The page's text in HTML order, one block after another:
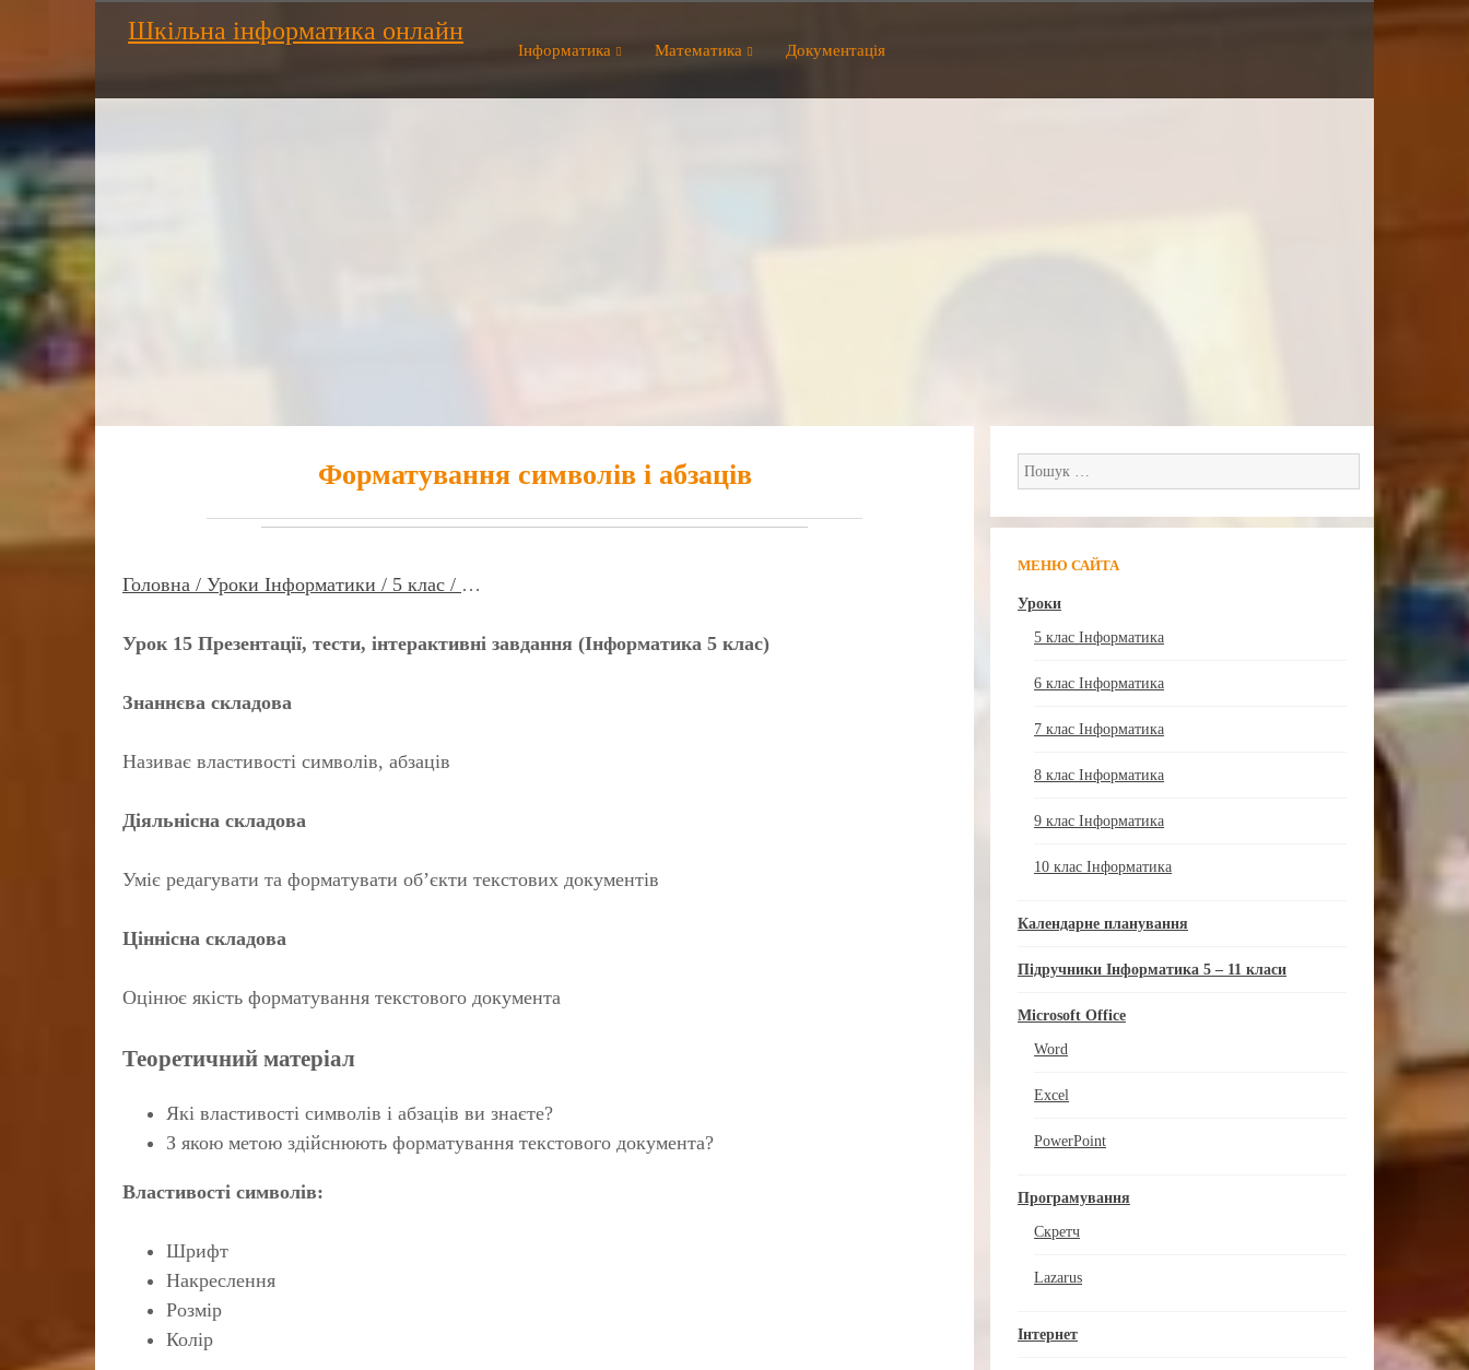
Шкільна інформатика онлайн
Інформатика Математика Документація
Форматування символів і абзаців
Головна / Уроки Інформатики / 5 клас / …
Урок 15 Презентації, тести, інтерактивні завдання (Інформатика 5 клас)
Знаннєва складова
Називає властивості символів, абзаців
Діяльнісна складова
Уміє редагувати та форматувати об’єкти текстових документів
Ціннісна складова
Оцінює якість форматування текстового документа
Теоретичний матеріал
Які властивості символів і абзаців ви знаєте?
З якою метою здійснюють форматування текстового документа?
Властивості символів:
Шрифт
Накреслення
Розмір
Колір
Пошук:
МЕНЮ САЙТА
Уроки
5 клас Інформатика
6 клас Інформатика
7 клас Інформатика
8 клас Інформатика
9 клас Інформатика
10 клас Інформатика
Календарне планування
Підручники Інформатика 5 – 11 класи
Microsoft Office
Word
Excel
PowerPoint
Програмування
Скретч
Lazarus
Інтернет